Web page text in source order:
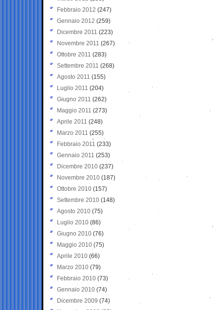
Febbraio 2012 (247)
Gennaio 2012 (259)
Dicembre 2011 (223)
Novembre 2011 (267)
Ottobre 2011 (283)
Settembre 2011 (268)
Agosto 2011 (155)
Luglio 2011 (204)
Giugno 2011 (262)
Maggio 2011 (273)
Aprile 2011 (248)
Marzo 2011 (255)
Febbraio 2011 (233)
Gennaio 2011 (253)
Dicembre 2010 (237)
Novembre 2010 (187)
Ottobre 2010 (157)
Settembre 2010 (148)
Agosto 2010 (75)
Luglio 2010 (86)
Giugno 2010 (76)
Maggio 2010 (75)
Aprile 2010 (66)
Marzo 2010 (79)
Febbraio 2010 (73)
Gennaio 2010 (74)
Dicembre 2009 (74)